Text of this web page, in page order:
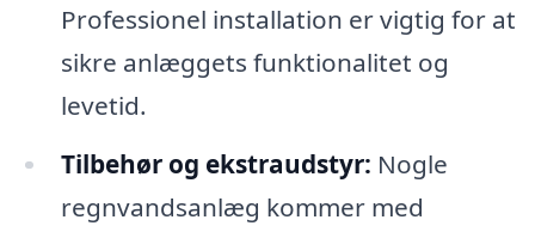
Professionel installation er vigtig for at
sikre anlæggets funktionalitet og
levetid.
Tilbehør og ekstraudstyr: Nogle
regnvandsanlæg kommer med